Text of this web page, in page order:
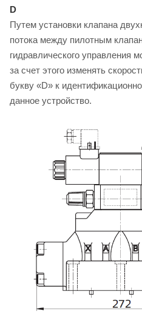
D
Путем установки клапана
потока между пилотным
гидравлического управления
за счет этого изменять
букву «D» к
данное устройство.